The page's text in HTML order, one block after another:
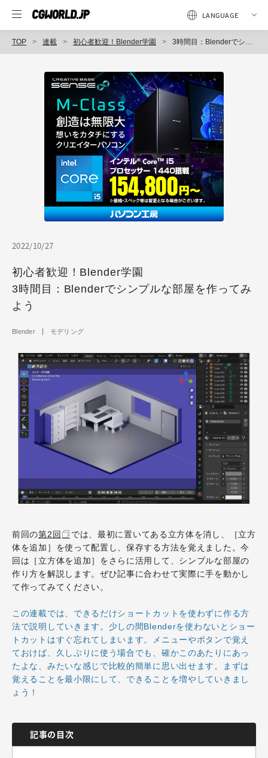
TOP 連載 初心者歓迎！Blender学園 3時間目：Blenderでシンプルな部屋を作ってみよう
2022/10/27
初心者歓迎！Blender学園
3時間目：Blenderでシンプルな部屋を作ってみ
よう
Blender モデリング
前回の第2回
では、最初に置いてある立方体を消し、［立方
体を追加］を使って配置し、保存する方法を覚えました。今
回は［立方体を追加］をさらに活用して、シンプルな部屋の
作り方を解説します。ぜひ記事に合わせて実際に手を動かし
て作ってみてください。
この連載では、できるだけショートカットを使わずに作る方
法で説明していきます。少しの間Blenderを使わないとショー
トカットはすぐ忘れてしまいます。メニューやボタンで覚え
ておけば、久しぶりに使う場合でも、確かこのあたりにあっ
たよな、みたいな感じで比較的簡単に思い出せます。まずは
覚えることを最小限にして、できることを増やしていきまし
ょう！
記事の目次